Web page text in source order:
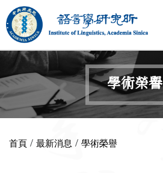
跳到主要內容區塊
:::
學術榮譽
首頁 / 最新消息 / 學術榮譽